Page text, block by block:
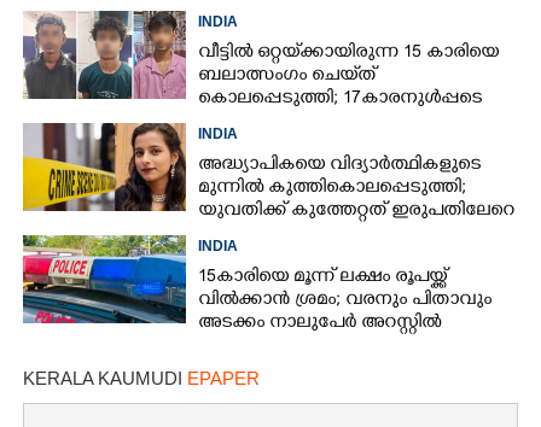
INDIA
വീട്ടിൽ ഒറ്റയ്‌ക്കായിരുന്ന 15 കാരിയെ
ബലാത്സംഗം ചെയ്‌ത്
കൊലപ്പെടുത്തി; 17കാരനുൾപ്പടെ
INDIA
അദ്ധ്യാപികയെ വിദ്യാർത്ഥികളുടെ
മുന്നിൽ കുത്തികൊലപ്പെടുത്തി;
യുവതിക്ക് കുത്തേറ്റത് ഇരുപതിലേറെ
INDIA
15കാരിയെ മൂന്ന് ലക്ഷം രൂപയ്ക്ക്
വിൽക്കാൻ ശ്രമം; വരനും പിതാവും
അടക്കം നാലുപേർ അറസ്റ്റിൽ
KERALA KAUMUDI EPAPER